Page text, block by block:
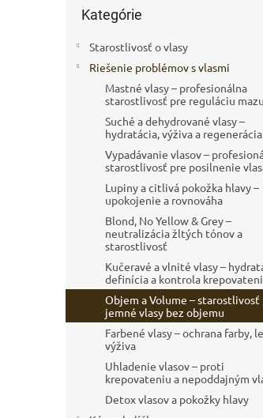
kategórie
Kategórie
Starostlivosť o vlasy
Riešenie problémov s vlasmi
Mastné vlasy – profesionálna
starostlivosť pre reguláciu mazu
Suché a dehydrované vlasy –
hydratácia, výživa a regenerácia
Vypadávanie vlasov –
starostlivosť pre posilnenie
Lupiny a citlivá pokožka hlavy –
upokojenie a rovnováha
Blond, No Yellow & Grey –
neutralizácia žltých tónov a
starostlivosť
Kučeravé a vlnité vlasy –
definícia a kontrola
Objem a Volume – starostlivosť
jemné vlasy bez objemu
Farbené vlasy – ochrana farby,
výživa
Uhladenie vlasov – proti
krepovateniu a nepoddajným
Detox vlasov a pokožky hlavy